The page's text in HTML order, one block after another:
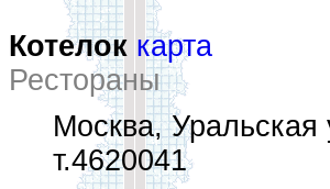
Котелок карта
Рестораны
Москва, Уральская
т.4620041